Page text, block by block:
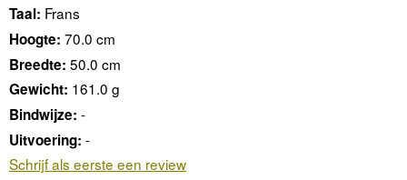
Taal: Frans
Hoogte: 70.0 cm
Breedte: 50.0 cm
Gewicht: 161.0 g
Bindwijze: -
Uitvoering: -
Schrijf als eerste een review